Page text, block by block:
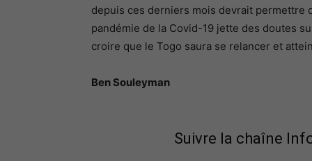
depuis ces derniers mois devrait permettre
pandémie de la Covid-19 jette des doutes
croire que le Togo saura se relancer et
Ben Souleyman
Suivre la chaîne